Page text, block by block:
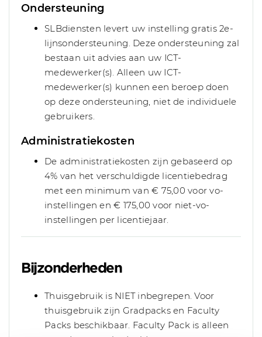
Ondersteuning
SLBdiensten levert uw instelling gratis 2e-
lijnsondersteuning. Deze ondersteuning zal
bestaan uit advies aan uw ICT-
medewerker(s). Alleen uw ICT-
medewerker(s) kunnen een beroep doen
op deze ondersteuning, niet de individuele
gebruikers.
Administratiekosten
De administratiekosten zijn gebaseerd op
4% van het verschuldigde licentiebedrag
met een minimum van € 75,00 voor vo-
instellingen en € 175,00 voor niet-vo-
instellingen per licentiejaar.
Bijzonderheden
Thuisgebruik is NIET inbegrepen. Voor
thuisgebruik zijn Gradpacks en Faculty
Packs beschikbaar. Faculty Pack is alleen